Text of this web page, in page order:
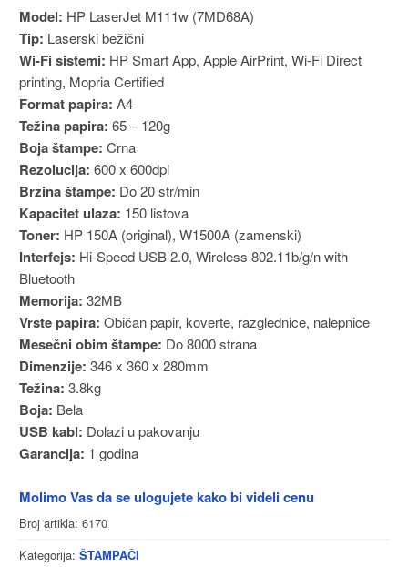
Model: HP LaserJet M111w (7MD68A)
Tip: Laserski bežični
Wi-Fi sistemi: HP Smart App, Apple AirPrint, Wi-Fi Direct
printing, Mopria Certified
Format papira: A4
Težina papira: 65 – 120g
Boja štampe: Crna
Rezolucija: 600 x 600dpi
Brzina štampe: Do 20 str/min
Kapacitet ulaza: 150 listova
Toner: HP 150A (original), W1500A (zamenski)
Interfejs: Hi-Speed USB 2.0, Wireless 802.11b/g/n with
Bluetooth
Memorija: 32MB
Vrste papira: Običan papir, koverte, razglednice, nalepnice
Mesečni obim štampe: Do 8000 strana
Dimenzije: 346 x 360 x 280mm
Težina: 3.8kg
Boja: Bela
USB kabl: Dolazi u pakovanju
Garancija: 1 godina
Molimo Vas da se ulogujete kako bi videli cenu
Broj artikla: 6170
Kategorija: ŠTAMPAČI